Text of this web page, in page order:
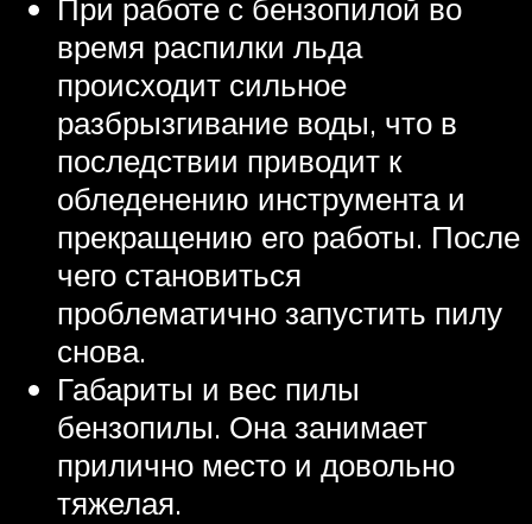
При работе с бензопилой во
время распилки льда
происходит сильное
разбрызгивание воды, что в
последствии приводит к
обледенению инструмента и
прекращению его работы. После
чего становиться
проблематично запустить пилу
снова.
Габариты и вес пилы
бензопилы. Она занимает
прилично место и довольно
тяжелая.